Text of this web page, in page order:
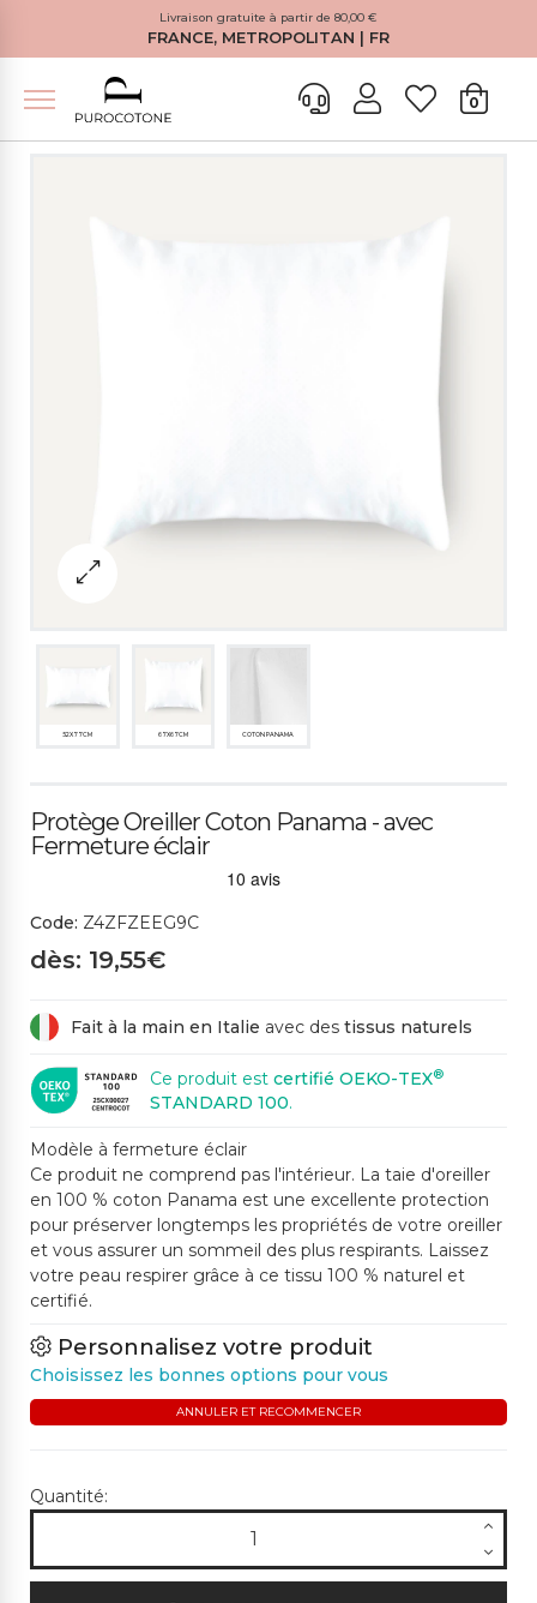
Livraison gratuite à partir de 80,00 €
FRANCE, METROPOLITAN | FR
0
52X77CM 67X67CM COTON PANAMA
Protège Oreiller Coton Panama - avec
Fermeture éclair
Code: Z4ZFZEEG9C
dès: 19,55€
Fait à la main en Italie avec des tissus naturels
Ce produit est certifié OEKO-TEX®
STANDARD 100.
Modèle à fermeture éclair
Ce produit ne comprend pas l'intérieur. La taie d'oreiller
en 100 % coton Panama est une excellente protection
pour préserver longtemps les propriétés de votre oreiller
et vous assurer un sommeil des plus respirants. Laissez
votre peau respirer grâce à ce tissu 100 % naturel et
certifié.
Personnalisez votre produit
Choisissez les bonnes options pour vous
ANNULER ET RECOMMENCER
Quantité: